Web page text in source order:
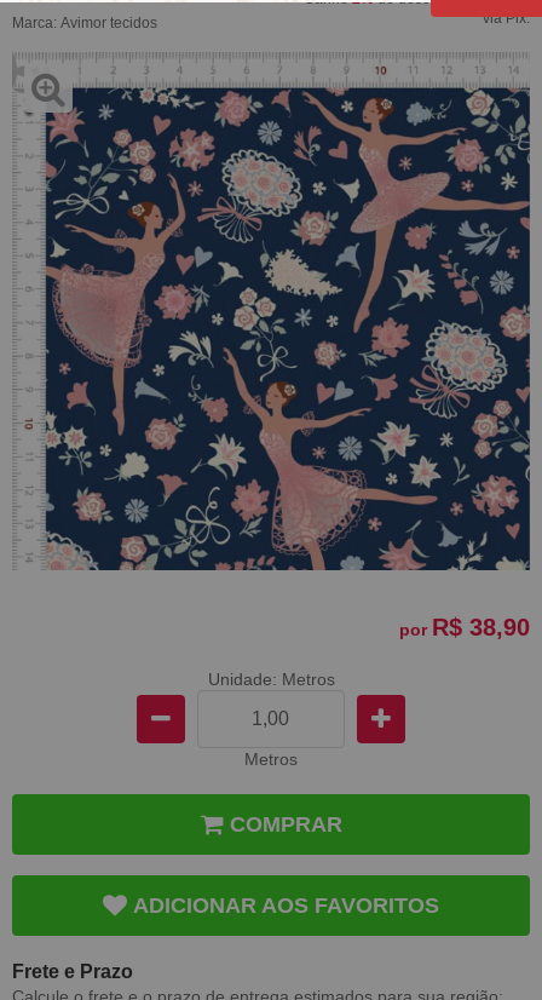
Marca: Avimor tecidos
via Pix.
por R$ 38,90
Unidade: Metros
Metros
COMPRAR
ADICIONAR AOS FAVORITOS
Frete e Prazo
Calcule o frete e o prazo de entrega estimados para sua região: